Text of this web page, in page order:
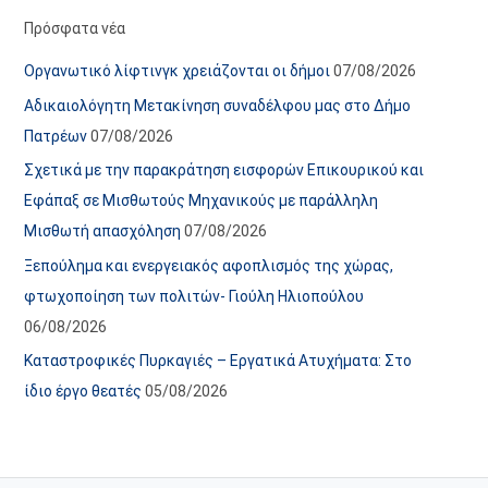
α
ρ
τ
ή
σ
ε
ω
ν
ε
ρ
θ
ρ
ω
ν
ι
σ
τ
ο
χ
ο
Πρόσφατα νέα
Οργανωτικό λίφτινγκ χρειάζονται οι δήμοι07/08/2026
Αδικαιολόγητη Μετακίνηση συναδέλφου μας στο Δήμο
Πατρέων07/08/2026
Σχετικά με την παρακράτηση εισφορών Επικουρικού και
Εφάπαξ σε Μισθωτούς Μηχανικούς με παράλληλη
Μισθωτή απασχόληση 07/08/2026
Ξεπούλημα και ενεργειακός αφοπλισμός της χώρας,
φτωχοποίηση των πολιτών- Γιούλη Ηλιοπούλου
06/08/2026
Καταστροφικές Πυρκαγιές – Εργατικά Ατυχήματα: Στο
ίδιο έργο θεατές 05/08/2026